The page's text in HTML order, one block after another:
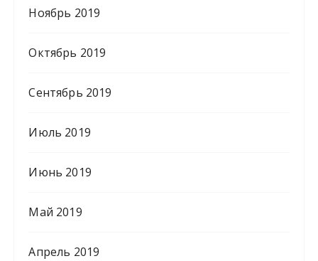
Ноябрь 2019
Октябрь 2019
Сентябрь 2019
Июль 2019
Июнь 2019
Май 2019
Апрель 2019